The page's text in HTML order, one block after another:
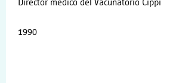
Director médico del Vacunatorio Cippi
1990